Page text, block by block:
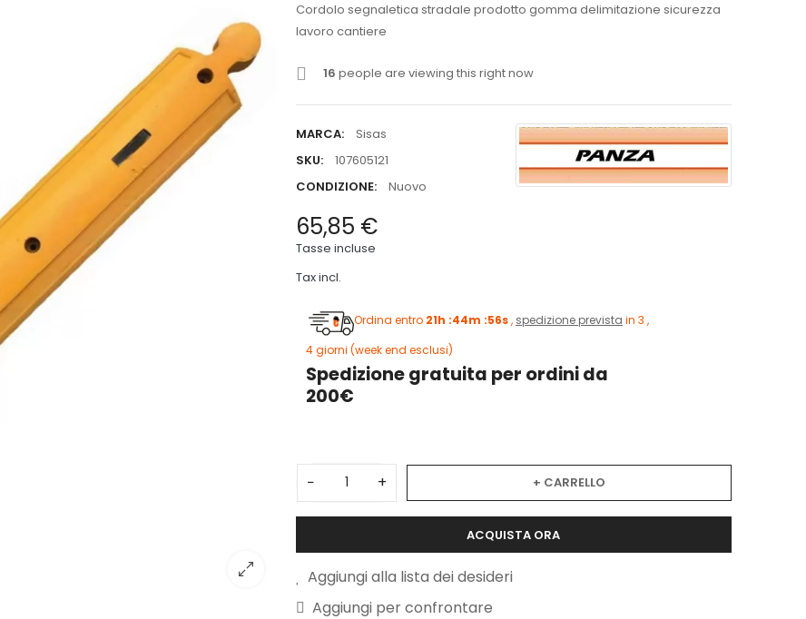
Cordolo segnaletica stradale prodotto gomma delimitazione sicurezza
lavoro cantiere
16 people are viewing this right now
MARCA:
Sisas
SKU:
107605121
CONDIZIONE:
Nuovo
65,85 €
Tasse incluse
Tax incl.
Ordina entro 21h :44m :54s, spedizione prevista in 3
, 4 giorni (week end esclusi)
Spedizione gratuita per ordini da
200€
− + + CARRELLO
ACQUISTA ORA
Aggiungi alla lista dei desideri
Aggiungi per confrontare